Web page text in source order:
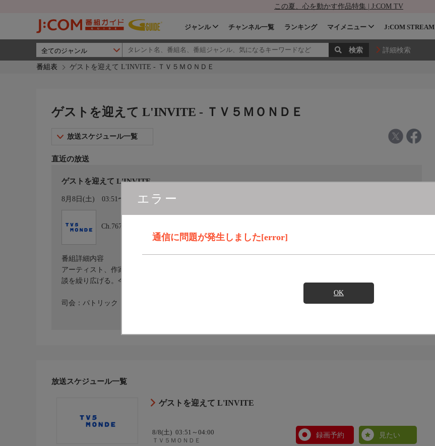
この夏、心を動かす作品特集 | J:COM TV
ジャンル チャンネル一覧 ランキング マイメニュー J:COM STREAM
詳細検索
番組表 ゲストを迎えて L'INVITE - ＴＶ５ＭＯＮＤＥ
エラー
通信に問題が発生しました[error]
OK
ゲストを迎えて L'INVITE - ＴＶ５ＭＯＮＤＥ
放送スケジュール一覧
直近の放送
ゲストを迎えて L'INVITE
8月8日(土) 03:51〜04:00 カレンダー登録
Ch.767
番組詳細内容
アーティスト、作家や俳優など時代を動かす人物を毎日ゲストとして迎え、司会のパトリック・シモナンが対
談を繰り広げる。今が旬の人物やスターと過ごす貴重なひと時。
司会：パトリック・シモナン
放送スケジュール一覧
ゲストを迎えて L'INVITE
8/8(土) 03:51～04:00
ＴＶ５ＭＯＮＤＥ
録画予約 見たい